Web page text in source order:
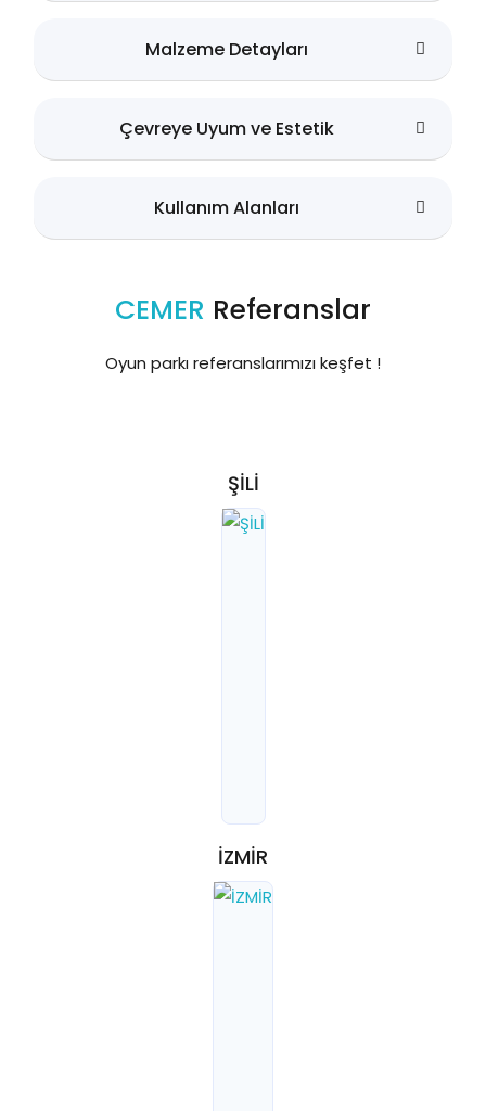
Malzeme Detayları
Çevreye Uyum ve Estetik
Kullanım Alanları
CEMER Referanslar
Oyun parkı referanslarımızı keşfet !
ŞİLİ
İZMİR